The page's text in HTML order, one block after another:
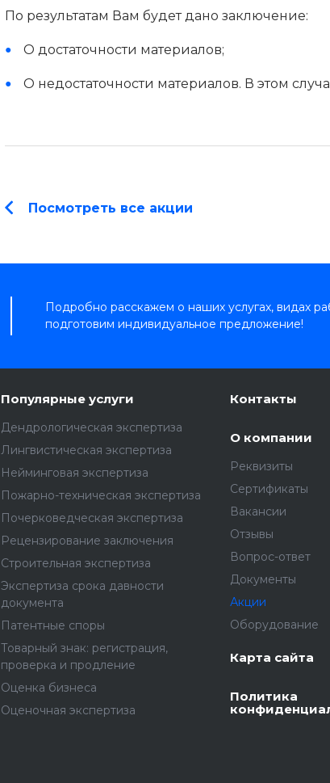
По результатам Вам будет дано заключение:
О достаточности материалов;
О недостаточности материалов. В этом
Посмотреть все акции
Подробно расскажем о наших услугах, видах
подготовим индивидуальное предложение!
Популярные услуги
Дендрологическая экспертиза
Лингвистическая экспертиза
Нейминговая экспертиза
Пожарно-техническая экспертиза
Почерковедческая экспертиза
Рецензирование заключения
Строительная экспертиза
Экспертиза срока давности
документа
Патентные споры
Товарный знак: регистрация,
проверка и продление
Оценка бизнеса
Оценочная экспертиза
Контакты
О компании
Реквизиты
Сертификаты
Вакансии
Отзывы
Вопрос-ответ
Документы
Акции
Оборудование
Карта сайта
Политика